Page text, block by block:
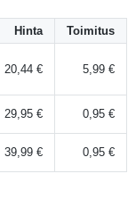
Hinta Toimitus
20,44 € 5,99 €
29,95 € 0,95 €
39,99 € 0,95 €